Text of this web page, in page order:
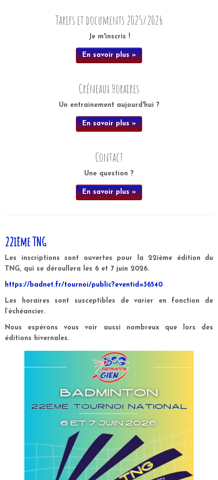
Tarifs et documents 2025/2026
Je m'inscris !
En savoir plus »
Créneaux Horaires
Un entrainement aujourd'hui ?
En savoir plus »
Contact
Une question ?
En savoir plus »
22ième TNG
Les inscriptions sont ouvertes pour la 22ième édition du
TNG, qui se déroullera les 6 et 7 juin 2026.
https://badnet.fr/tournoi/public?eventid=36540
Les horaires sont susceptibles de varier en fonction de
l’échéancier.
Nous espérons vous voir aussi nombreux que lors des
éditions hivernales.